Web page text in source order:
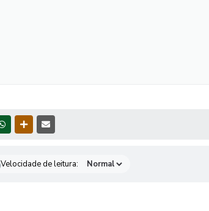
WHATSAPPOUTRAS MÍDIAS
Velocidade de leitura: